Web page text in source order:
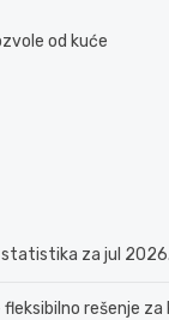
od kuće
statistika za jul 2026.
fleksibilno rešenje